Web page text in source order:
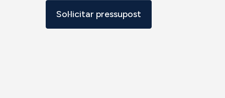
Sol·licitar pressupost